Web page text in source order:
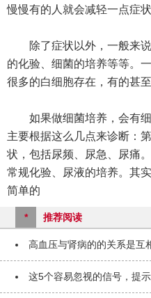
慢慢有的人就会减轻一点症状
除了症状以外，一般来说
的化验、细菌的培养等等。
很多的白细胞存在，有的甚至
如果做细菌培养，会有细
主要根据这么几点来诊断：
状，包括尿频、尿急、尿痛
常规化验、尿液的培养。其
简单的
* 推荐阅读
高血压与肾病的的关系是互
这5个容易忽视的信号，提